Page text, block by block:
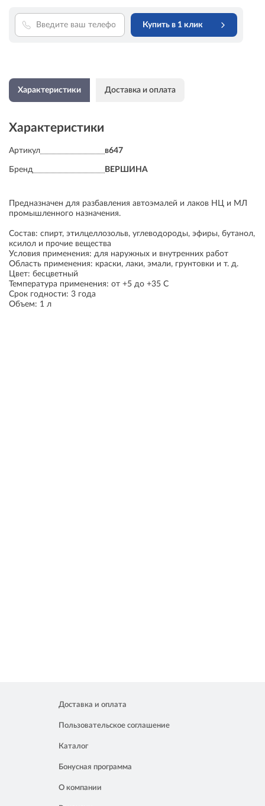
Купить в 1 клик
Характеристики Доставка и оплата
Характеристики
Артикул в647
Бренд ВЕРШИНА
Предназначен для разбавления автоэмалей и лаков НЦ и МЛ
промышленного назначения.
Состав: спирт, этилцеллозольв, углеводороды, эфиры, бутанол,
ксилол и прочие вещества
Условия применения: для наружных и внутренних работ
Область применения: краски, лаки, эмали, грунтовки и т. д.
Цвет: бесцветный
Температура применения: от +5 до +35 С
Срок годности: 3 года
Объем: 1 л
Доставка и оплата
Пользовательское соглашение
Каталог
Бонусная программа
О компании